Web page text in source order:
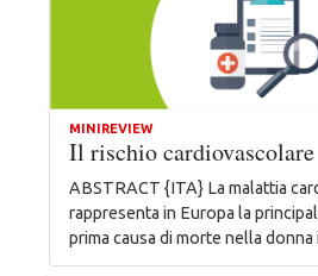
MINIREVIEW
Il rischio cardiovascolare
ABSTRACT {ITA} La malattia
rappresenta in Europa la
prima causa di morte nella